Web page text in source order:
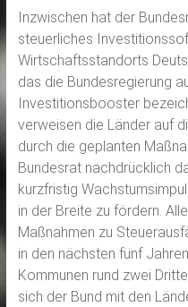
Inzwischen hat der
steuerliches
Wirtschaftsstandorts
das die Bundesregierung
Investitionsbooster
verweisen die Länder auf
durch die geplanten
Bundesrat nachdrücklich
kurzfristig
in der Breite zu fördern.
Maßnahmen zu
in den nächsten fünf
Kommunen rund zwei
sich der Bund mit den